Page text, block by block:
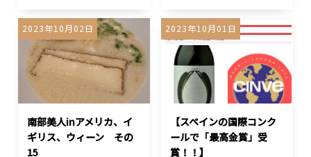
2023年10月02日
南部美人inアメリカ、イ
ギリス、ウィーン その
15
2023年10月01日
【スペインの国際コンク
ールで「最高金賞」受
賞！！】